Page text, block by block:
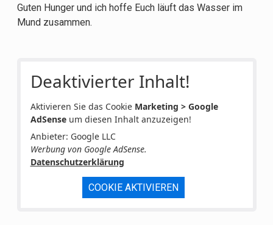
Guten Hunger und ich hoffe Euch läuft das Wasser im
Mund zusammen.
Deaktivierter Inhalt!
Aktivieren Sie das Cookie Marketing > Google
AdSenseum diesen Inhalt anzuzeigen!
Anbieter: Google LLC
Werbung von Google AdSense.
Datenschutzerklärung
COOKIE AKTIVIEREN